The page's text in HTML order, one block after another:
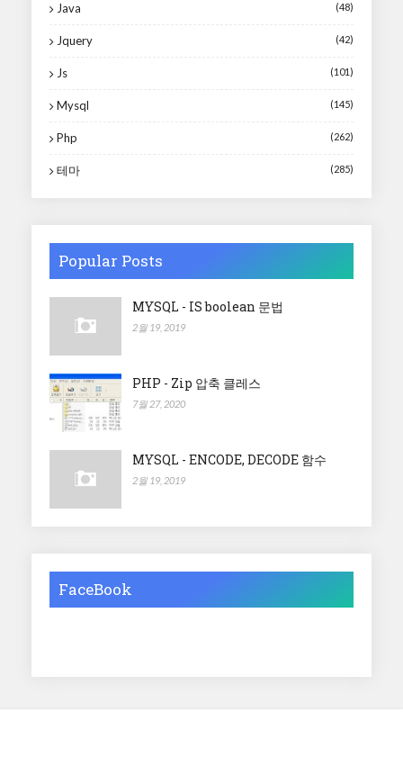
Java (48)
Jquery (42)
Js (101)
Mysql (145)
Php (262)
테마 (285)
Popular Posts
MYSQL - IS boolean 문법
2월 19, 2019
PHP - Zip 압축 클레스
7월 27, 2020
MYSQL - ENCODE, DECODE 함수
2월 19, 2019
FaceBook